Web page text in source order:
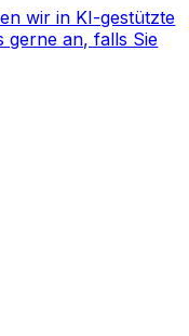
wir in KI-gestützte
gerne an, falls Sie